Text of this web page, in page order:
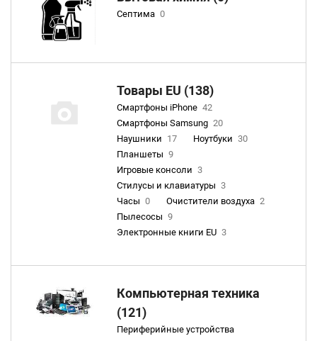
Септима 0
Товары EU (138)
Смартфоны iPhone 42
Смартфоны Samsung 20
Наушники 17 Ноутбуки 30
Планшеты 9
Игровые консоли 3
Стилусы и клавиатуры 3
Часы 0 Очистители воздуха 2
Пылесосы 9
Электронные книги EU 3
Компьютерная техника
(121)
Периферийные устройства